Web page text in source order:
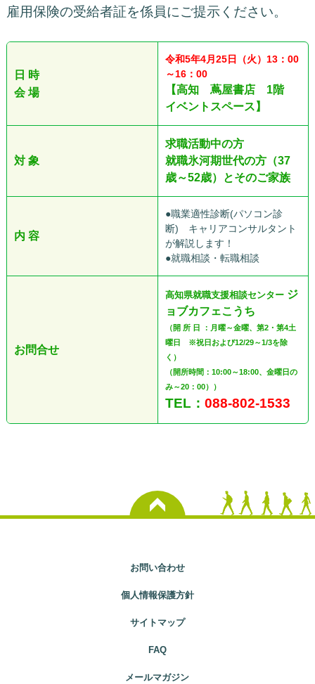
雇用保険の受給者証を係員にご提示ください。
日 時
会 場
令和5年4月25日（火）13：00
～16：00
【高知 蔦屋書店 1階
イベントスペース】
対 象
求職活動中の方
就職氷河期世代の方（37
歳～52歳）とそのご家族
内 容
●職業適性診断(パソコン診
断) キャリアコンサルタント
が解説します！
●就職相談・転職相談
お問合せ
高知県就職支援相談センター ジ
ョブカフェこうち
（開 所 日 ：月曜～金曜、第2・第4土
曜日 ※祝日および12/29～1/3を除
く）
（開所時間：10:00～18:00、金曜日の
み～20：00））
TEL： 088-802-1533
お問い合わせ
個人情報保護方針
サイトマップ
FAQ
メールマガジン